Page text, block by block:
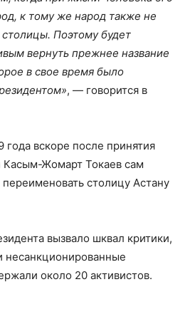
к тому же народ также не
Поэтому будет
вернуть прежнее название
в свое время было
, — говорится в
вскоре после принятия
Касым-Жомарт Токаев сам
столицу Астану
вызвало шквал критики,
около 20 активистов.